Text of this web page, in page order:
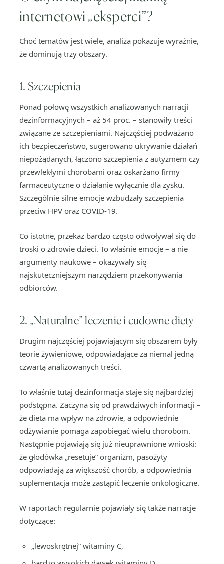
internetowi „eksperci”?
Choć tematów jest wiele, analiza pokazuje wyraźnie,
że dominują trzy obszary.
1. Szczepienia
Ponad połowę wszystkich analizowanych narracji
dezinformacyjnych – aż 54 proc. – stanowiły treści
związane ze szczepieniami. Najczęściej podważano
ich bezpieczeństwo, sugerowano ukrywanie działań
niepożądanych, łączono szczepienia z autyzmem czy
przewlekłymi chorobami oraz oskarżano firmy
farmaceutyczne o działanie wyłącznie dla zysku.
Szczególnie silne emocje wzbudzały szczepienia
przeciw HPV oraz COVID-19.
Co istotne, przekaz bardzo często odwoływał się do
troski o zdrowie dzieci. To właśnie emocje – a nie
argumenty naukowe – okazywały się
najskuteczniejszym narzędziem przekonywania
odbiorców.
2. „Naturalne” leczenie i cudowne diety
Drugim najczęściej pojawiającym się obszarem były
teorie żywieniowe, odpowiadające za niemal jedną
czwartą analizowanych treści.
To właśnie tutaj dezinformacja staje się najbardziej
podstępna. Zaczyna się od prawdziwych informacji –
że dieta ma wpływ na zdrowie, a odpowiednie
odżywianie pomaga zapobiegać wielu chorobom.
Następnie pojawiają się już nieuprawnione wnioski:
że głodówka „resetuje” organizm, pasożyty
odpowiadają za większość chorób, a odpowiednia
suplementacja może zastąpić leczenie onkologiczne.
W raportach regularnie pojawiały się także narracje
dotyczące:
„lewoskrętnej” witaminy C,